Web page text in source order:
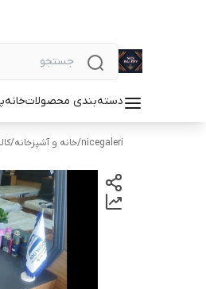
دسته‌بندی محصولاتخانه
nicegaleri
/خانه و آشپزخانه/